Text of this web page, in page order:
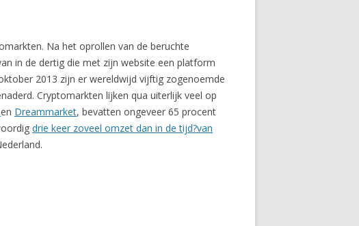
Na het oprollen van de beruchte
in de dertig die met zijn website een platform
2013 zijn er wereldwijd vijftig zogenoemde
Cryptomarkten lijken qua uiterlijk veel op
en Dreammarket, bevatten ongeveer 65 procent
drie keer zoveel omzet dan in de tijd?van